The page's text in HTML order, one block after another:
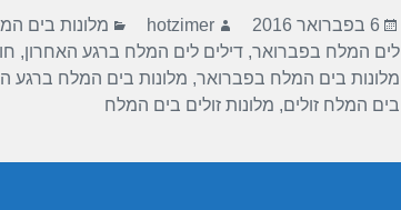
o
o
k
p
p
m
פורסם
בתאריך
6 בפברואר 2016 מחבר
hotzimer קטגוריות
מלונות בים
לים המלח בפברואר,דילים לים המלח ברגע האחרון,
מלונות בים המלח בפברואר, מלונות בים המלח ברגע
בים המלח זולים, מלונות זולים בים המלח